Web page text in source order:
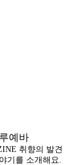
예바
취향의 발견
기를 소개해요.